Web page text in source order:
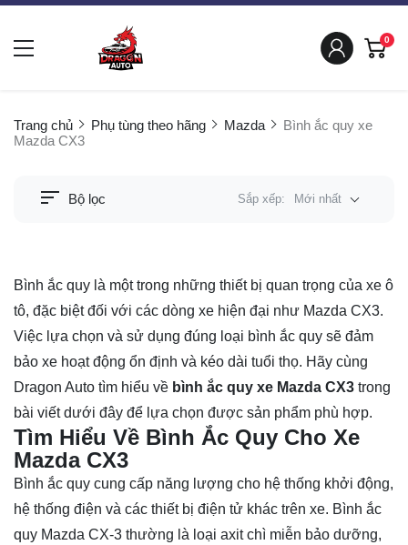
0
Trang chủ Phụ tùng theo hãng Mazda
Bình ắc quy xe
Mazda CX3
Bộ lọc Sắp xếp: Mới nhất
Bình ắc quy là một trong những thiết bị quan trọng của xe ô
tô, đặc biệt đối với các dòng xe hiện đại như Mazda CX3.
Việc lựa chọn và sử dụng đúng loại bình ắc quy sẽ đảm
bảo xe hoạt động ổn định và kéo dài tuổi thọ. Hãy cùng
Dragon Auto tìm hiểu về bình ắc quy xe Mazda CX3 trong
bài viết dưới đây để lựa chọn được sản phẩm phù hợp.
Tìm Hiểu Về Bình Ắc Quy Cho Xe
Mazda CX3
Bình ắc quy cung cấp năng lượng cho hệ thống khởi động,
hệ thống điện và các thiết bị điện tử khác trên xe. Bình ắc
quy Mazda CX-3 thường là loại axit chì miễn bảo dưỡng,